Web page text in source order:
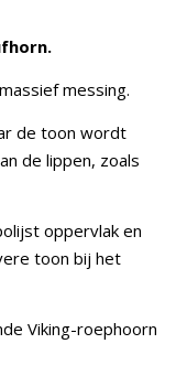
messing.
de toon wordt
de lippen, zoals
oppervlak en
toon bij het
Viking-roephoorn